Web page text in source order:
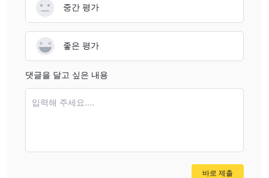
or sharp market movements, the cost of trading—
expressed through wider bid-ask spreads—typically
increases. For me, this exposes traders to higher
transaction costs during precisely those periods when
quick execution and stable pricing matter most. The
absence of concrete spread details from First State
driven strategies with heightened caution, as unexpected
uncertainty around spread type and behavior during
volatility prompts me to be vigilant, seek direct
중간 평가
좋은 평가
댓글을 달고 싶은 내용
입력해 주세요....
바로 제출